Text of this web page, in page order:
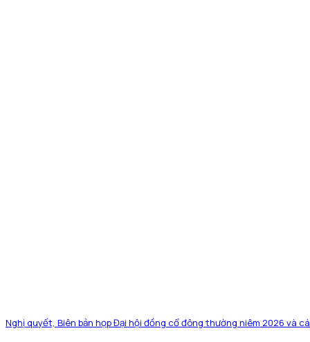
Nghị quyết, Biên bản họp Đại hội đồng cổ đông thường niêm 2026 và